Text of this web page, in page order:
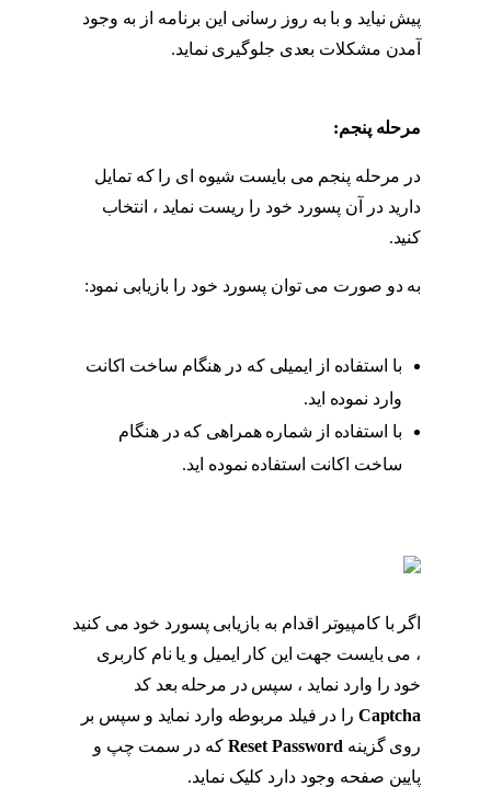
پیش نیاید و با به روز رسانی این برنامه از به وجود
آمدن مشکلات بعدی جلوگیری نماید.
مرحله پنجم:
در مرحله پنجم می بایست شیوه ای را که تمایل
دارید در آن پسورد خود را ریست نماید ، انتخاب
کنید.
به دو صورت می توان پسورد خود را بازیابی نمود:
با استفاده از ایمیلی که در هنگام ساخت اکانت
وارد نموده اید.
با استفاده از شماره همراهی که در هنگام
ساخت اکانت استفاده نموده اید.
اگر با کامپیوتر اقدام به بازیابی پسورد خود می کنید
، می بایست جهت این کار ایمیل و یا نام کاربری
خود را وارد نماید ، سپس در مرحله بعد کد
Captcha را در فیلد مربوطه وارد نماید و سپس بر
روی گزینه Reset Password که در سمت چپ و
پایین صفحه وجود دارد کلیک نماید.